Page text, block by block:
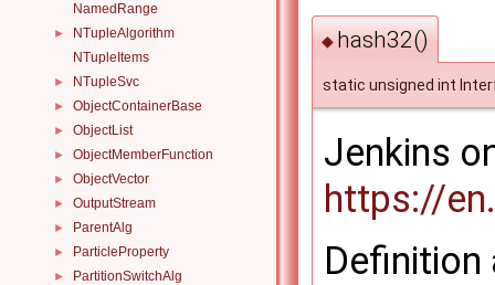
NamedRange
►
NTupleAlgorithm
NTupleItems
► NTupleSvc
► ObjectContainerBase
► ObjectList
► ObjectMemberFunction
► ObjectVector
► OutputStream
► ParentAlg
► ParticleProperty
► PartitionSwitchAlg
◆ hash32()
static unsigned int
Jenkins
https://